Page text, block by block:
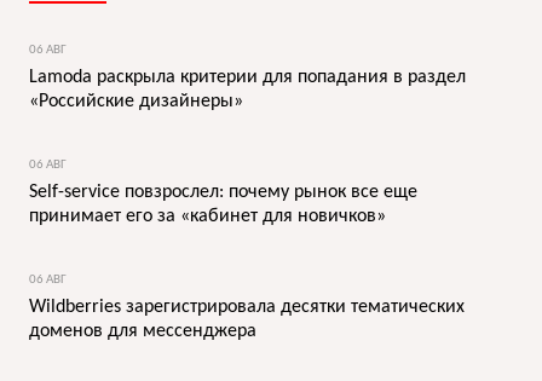
06 АВГ
Lamoda раскрыла критерии для попадания в раздел
«Российские дизайнеры»
06 АВГ
Self-service повзрослел: почему рынок все еще
принимает его за «кабинет для новичков»
06 АВГ
Wildberries зарегистрировала десятки тематических
доменов для мессенджера